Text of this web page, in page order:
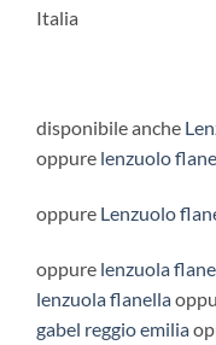
Italia
disponibile anche
oppure lenzuolo
oppure Lenzuolo
oppure lenzuola
lenzuola flanella
gabel reggio emilia